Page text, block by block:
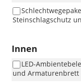
Steinschlagschutz
Innen
LED-
und Armaturenbrett